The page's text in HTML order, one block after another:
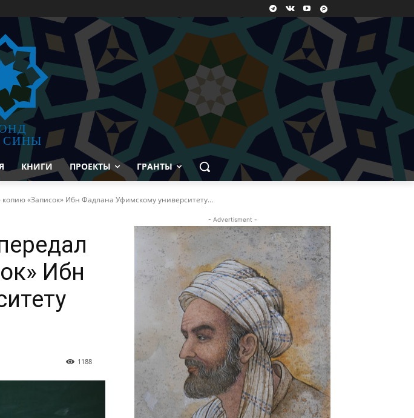
СИНЫ
КНИГИ ПРОЕКТЫ ГРАНТЫ
«Записок» Ибн Фадлана Уфимскому университету...
Ибн
1188
- Advertisment -